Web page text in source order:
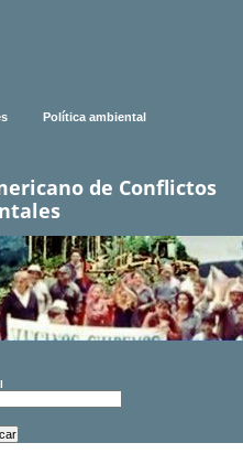
Política ambiental
de Conflictos